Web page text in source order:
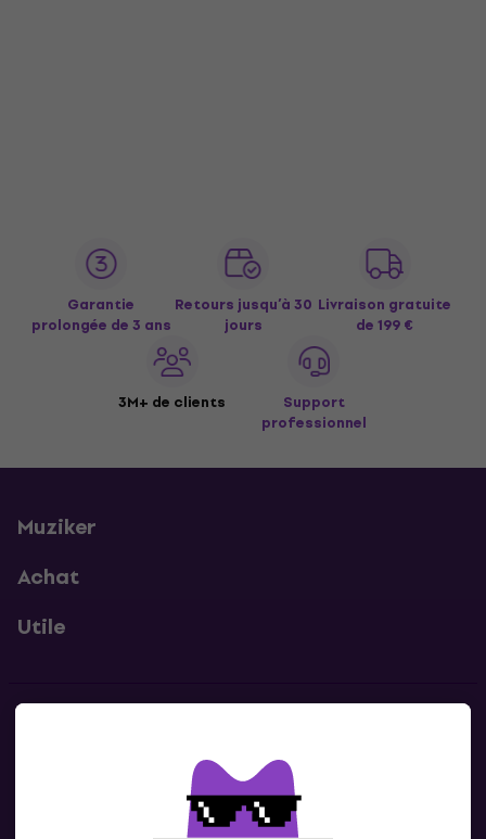
Garantie
prolongée de 3 ans
Retours jusqu’à 30
jours
Livraison gratuite
de 199 €
3M+ de clients
Support
professionnel
Muziker
Achat
Utile
Contacte nous